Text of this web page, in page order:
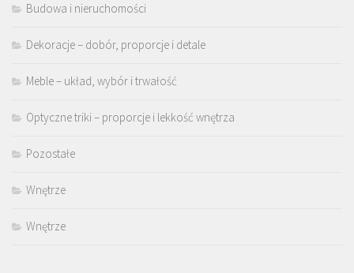
Budowa i nieruchomości
Dekoracje – dobór, proporcje i detale
Meble – układ, wybór i trwałość
Optyczne triki – proporcje i lekkość wnętrza
Pozostałe
Wnętrze
Wnętrze